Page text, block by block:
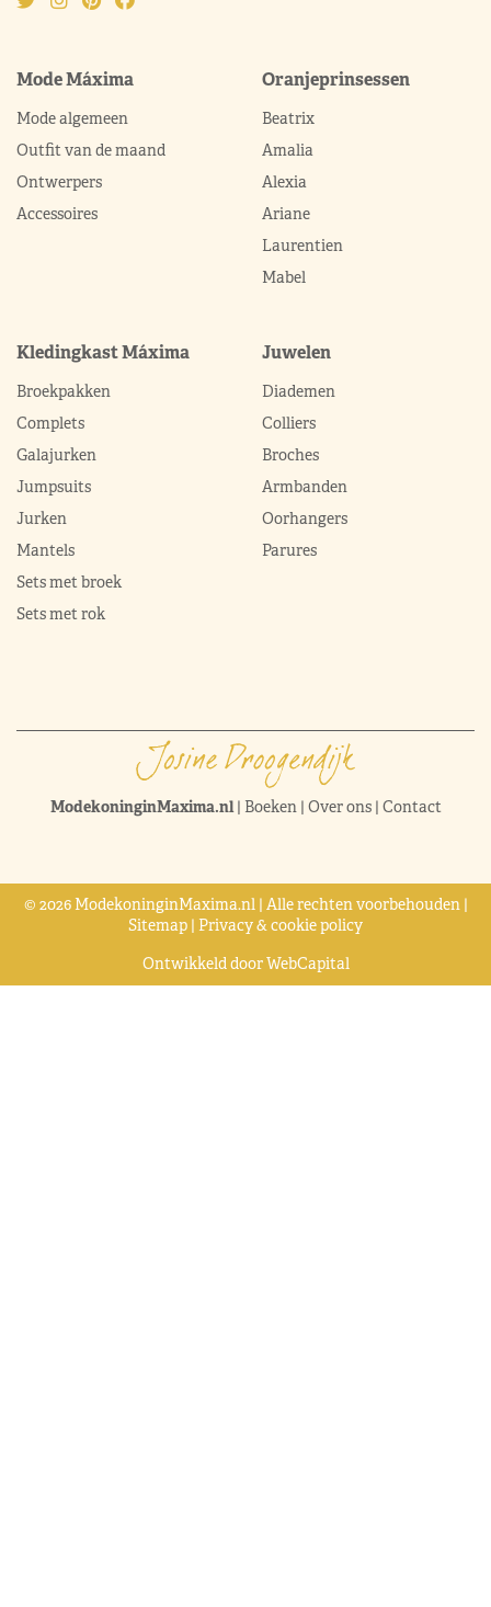
Mode Máxima
Mode algemeen
Outfit van de maand
Ontwerpers
Accessoires
Oranjeprinsessen
Beatrix
Amalia
Alexia
Ariane
Laurentien
Mabel
Kledingkast Máxima
Broekpakken
Complets
Galajurken
Jumpsuits
Jurken
Mantels
Sets met broek
Sets met rok
Juwelen
Diademen
Colliers
Broches
Armbanden
Oorhangers
Parures
ModekoninginMaxima.nl| Boeken| Over ons| Contact
© 2026 ModekoninginMaxima.nl | Alle rechten voorbehouden |
Sitemap | Privacy & cookie policy
Ontwikkeld doorWebCapital